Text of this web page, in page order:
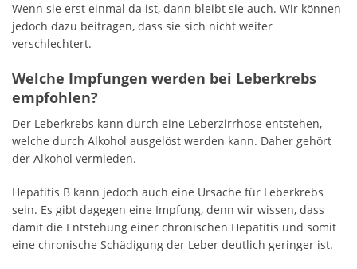
Wenn sie erst einmal da ist, dann bleibt sie auch. Wir können
jedoch dazu beitragen, dass sie sich nicht weiter
verschlechtert.
Welche Impfungen werden bei Leberkrebs
empfohlen?
Der Leberkrebs kann durch eine Leberzirrhose entstehen,
welche durch Alkohol ausgelöst werden kann. Daher gehört
der Alkohol vermieden.
Hepatitis B kann jedoch auch eine Ursache für Leberkrebs
sein. Es gibt dagegen eine Impfung, denn wir wissen, dass
damit die Entstehung einer chronischen Hepatitis und somit
eine chronische Schädigung der Leber deutlich geringer ist.